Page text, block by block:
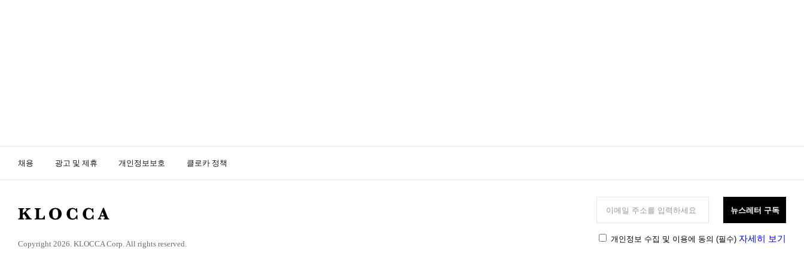
채용 광고 및 제휴 개인정보보호 클로카 정책
K
O
뉴스레터 구독
개인정보 수집 및 이용에 동의 (필수) 자세히 보기
Copyright 2026. KLOCCA Corp. All rights reserved.